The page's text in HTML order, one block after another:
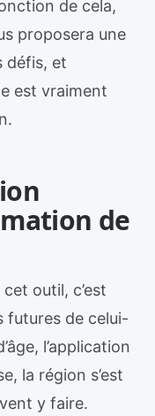
de cela,
proposera une
défis, et
est vraiment
de
outil, c’est
futures de celui-
l’application
la région s’est
y faire.